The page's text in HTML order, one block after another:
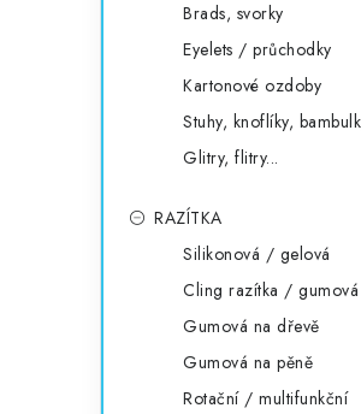
Brads, svorky
Eyelets / průchodky
Kartonové ozdoby
Stuhy, knoflíky,
Glitry, flitry...
RAZÍTKA
Silikonová / gelová
Cling razítka / gumová
Gumová na dřevě
Gumová na pěně
Rotační / multifunkční